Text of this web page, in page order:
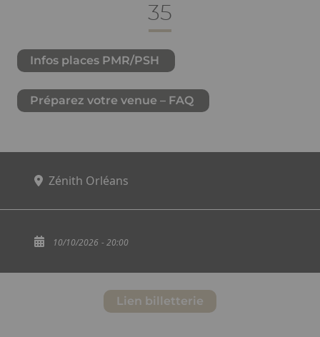
35
Infos places PMR/PSH
Préparez votre venue – FAQ
Zénith Orléans
10/10/2026 - 20:00
Lien billetterie